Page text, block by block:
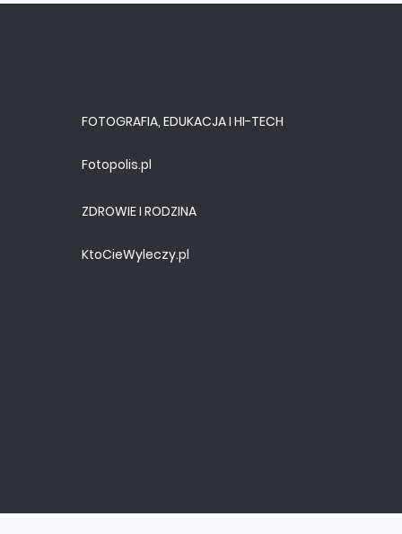
FOTOGRAFIA, EDUKACJA I HI-TECH
Fotopolis.pl
ZDROWIE I RODZINA
KtoCieWyleczy.pl